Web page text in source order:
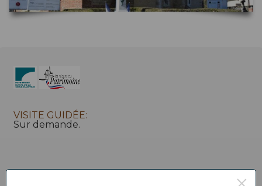
VISITE GUIDÉE:
Sur demande.